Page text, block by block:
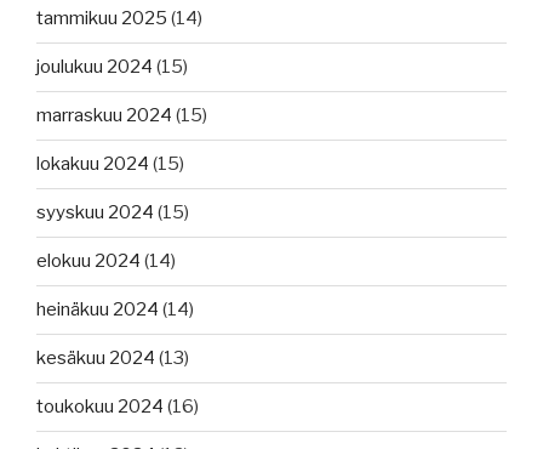
tammikuu 2025 (14)
joulukuu 2024 (15)
marraskuu 2024 (15)
lokakuu 2024 (15)
syyskuu 2024 (15)
elokuu 2024 (14)
heinäkuu 2024 (14)
kesäkuu 2024 (13)
toukokuu 2024 (16)